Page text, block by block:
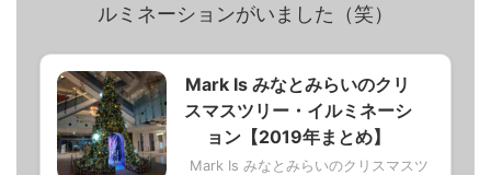
ルミネーションがいました（笑）
Mark Is みなとみらいのクリ
スマスツリー・イルミネーシ
ョン【2019年まとめ】
Mark Is みなとみらいのクリスマスツ